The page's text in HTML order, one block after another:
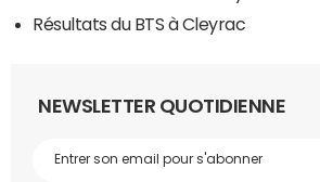
Résultats du BTS à Cleyrac
NEWSLETTER QUOTIDIENNE